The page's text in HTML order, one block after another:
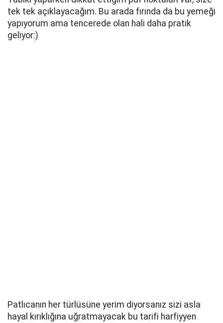
tek tek açıklayacağım. Bu arada fırında da bu yemeği
yapıyorum ama tencerede olan hali daha pratik
geliyor:)
Patlıcanın her türlüsüne yerim diyorsanız sizi asla
hayal kırıklığına uğratmayacak bu tarifi harfiyyen